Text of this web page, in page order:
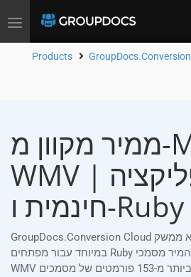
Toggle
Products GroupDocs.Conversion
ממיר מקוון מ-MP4 ל-
WMV | אפליקציה
GroupDocs.Conversion Cloud הוא ממשק API REST אמין שתוכנן
במיוחד עבור מפתחים Ruby שצריכים להמיר מסמכי Word (MP4) ל-
WMV ללא מאמץ. עם תמיכה ביותר מ-153 פורמטים של מסמכים